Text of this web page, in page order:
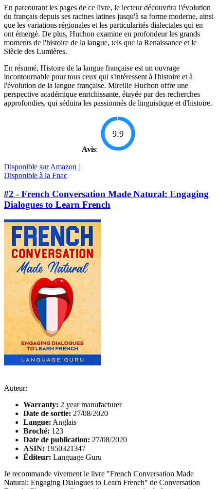
En parcourant les pages de ce livre, le lecteur découvrira l'évolution
du français depuis ses racines latines jusqu'à sa forme moderne, ainsi
que les variations régionales et les particularités dialectales qui en
ont émergé. De plus, Huchon examine en profondeur les grands
moments de l'histoire de la langue, tels que la Renaissance et le
Siècle des Lumières.
En résumé, Histoire de la langue française est un ouvrage
incontournable pour tous ceux qui s'intéressent à l'histoire et à
l'évolution de la langue française. Mireille Huchon offre une
perspective académique enrichissante, étayée par des recherches
approfondies, qui séduira les passionnés de linguistique et d'histoire.
Avis:
9.9
Disponible sur Amazon |
Disponible à la Fnac
#2 - French Conversation Made Natural: Engaging
Dialogues to Learn French
Auteur:
Warranty: 2 year manufacturer
Date de sortie: 27/08/2020
Langue: Anglais
Broché: 123
Date de publication: 27/08/2020
ASIN: 1950321347
Éditeur: Language Guru
Je recommande vivement le livre "French Conversation Made
Natural: Engaging Dialogues to Learn French" de Conversation